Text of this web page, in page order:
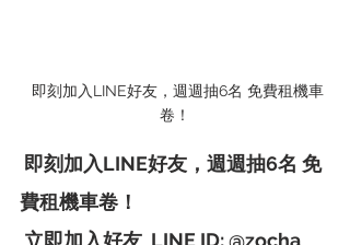
卷！
費租機車卷！
立即加入好友  LINE ID: @zocha